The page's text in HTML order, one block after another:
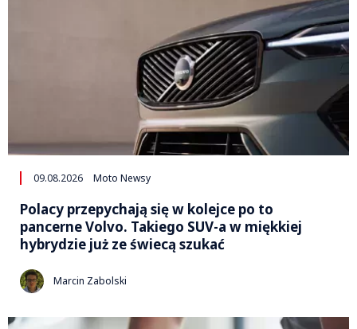
09.08.2026 Moto Newsy
Polacy przepychają się w kolejce po to
pancerne Volvo. Takiego SUV-a w miękkiej
hybrydzie już ze świecą szukać
Marcin Zabolski